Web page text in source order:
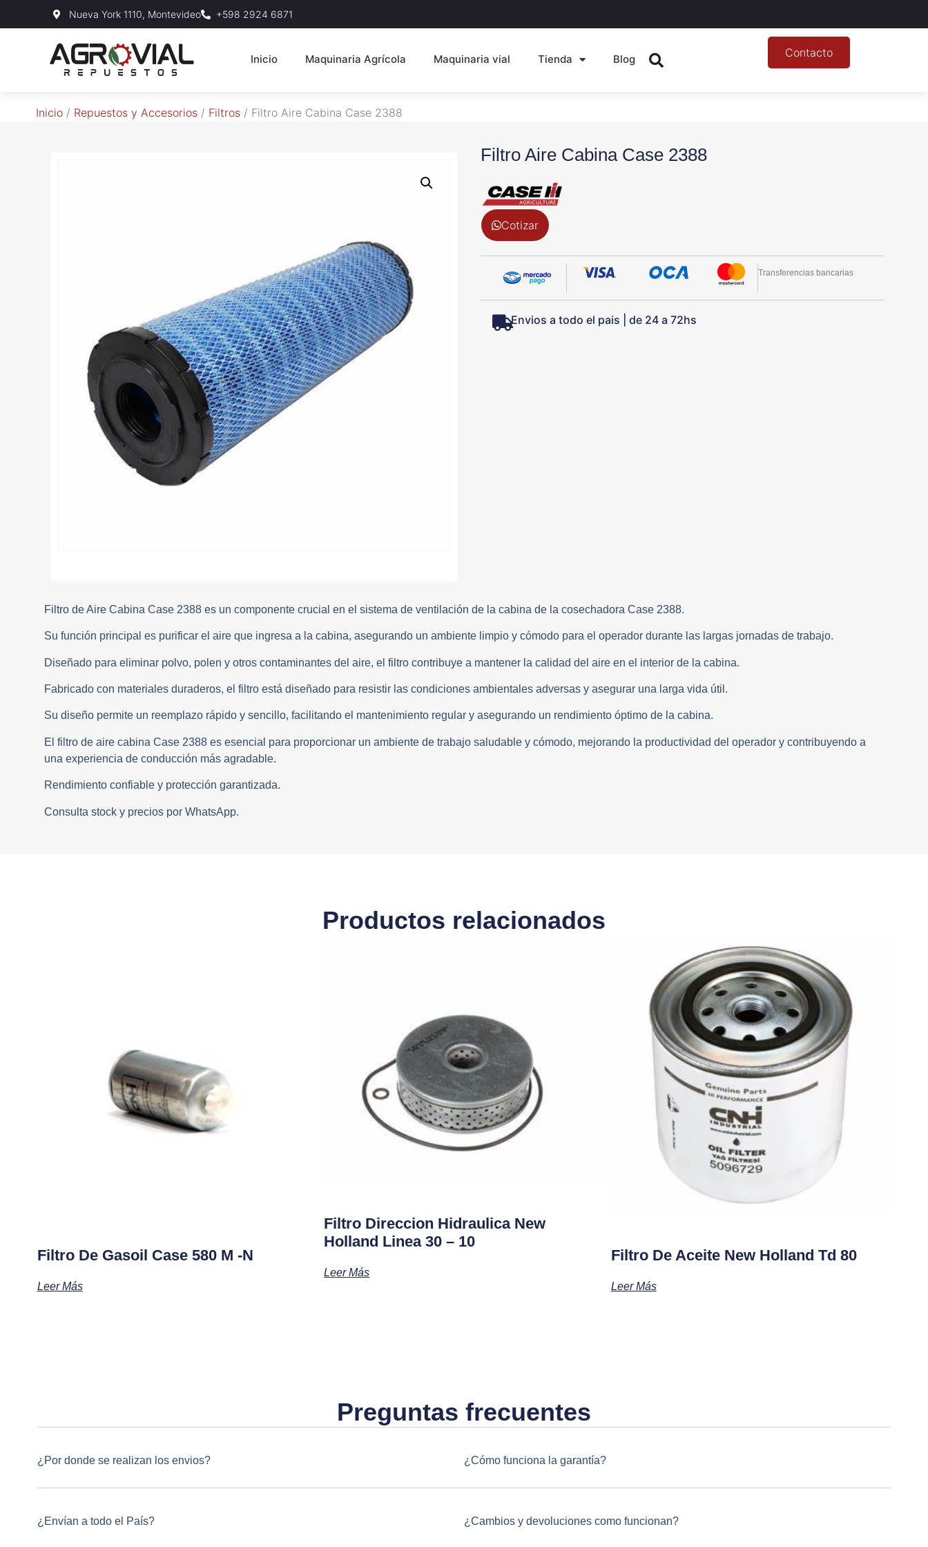
Nueva York 1110, Montevideo +598 2924 6871
Inicio Maquinaria Agrícola Maquinaria vial Tienda Blog Contacto
Inicio / Repuestos y Accesorios / Filtros / Filtro Aire Cabina Case 2388
Filtro Aire Cabina Case 2388
Cotizar
Transferencias bancarias
Envios a todo el pais | de 24 a 72hs
Filtro de Aire Cabina Case 2388 es un componente crucial en el sistema de ventilación de la cabina de la cosechadora Case 2388.
Su función principal es purificar el aire que ingresa a la cabina, asegurando un ambiente limpio y cómodo para el operador durante las largas jornadas de trabajo.
Diseñado para eliminar polvo, polen y otros contaminantes del aire, el filtro contribuye a mantener la calidad del aire en el interior de la cabina.
Fabricado con materiales duraderos, el filtro está diseñado para resistir las condiciones ambientales adversas y asegurar una larga vida útil.
Su diseño permite un reemplazo rápido y sencillo, facilitando el mantenimiento regular y asegurando un rendimiento óptimo de la cabina.
El filtro de aire cabina Case 2388 es esencial para proporcionar un ambiente de trabajo saludable y cómodo, mejorando la productividad del operador y contribuyendo a
una experiencia de conducción más agradable.
Rendimiento confiable y protección garantizada.
Consulta stock y precios por WhatsApp.
Productos relacionados
Filtro De Gasoil Case 580 M -N
Leer Más
Filtro Direccion Hidraulica New
Holland Linea 30 – 10
Leer Más
Filtro De Aceite New Holland Td 80
Leer Más
Preguntas frecuentes
¿Por donde se realizan los envios?
¿Envían a todo el País?
¿Cómo funciona la garantía?
¿Cambios y devoluciones como funcionan?